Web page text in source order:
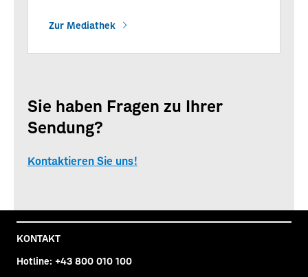
Zur Mediathek
Sie haben Fragen zu Ihrer
Sendung?
Kontaktieren Sie uns!
KONTAKT
Hotline: +43 800 010 100